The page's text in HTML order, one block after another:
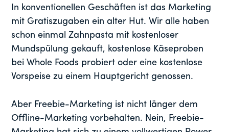
In konventionellen Geschäften ist das Marketing
mit Gratiszugaben ein alter Hut. Wir alle haben
schon einmal Zahnpasta mit kostenloser
Mundspülung gekauft, kostenlose Käseproben
bei Whole Foods probiert oder eine kostenlose
Vorspeise zu einem Hauptgericht genossen.
Aber Freebie-Marketing ist nicht länger dem
Offline-Marketing vorbehalten. Nein, Freebie-